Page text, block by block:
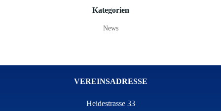
Kategorien
News
VEREINSADRESSE
Heidestrasse 33